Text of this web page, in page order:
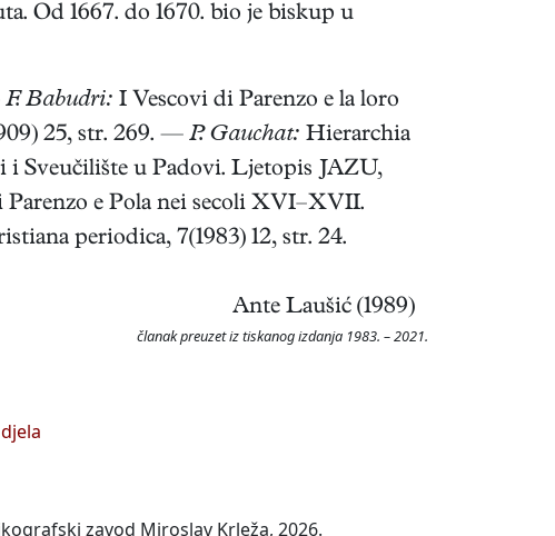
Od 1667. do 1670. bio je biskup u
F. Babudri: I Vescovi di Parenzo e la loro
25, str. 269. — P. Gauchat: Hierarchia
i Sveučilište u Padovi. Ljetopis JAZU,
e Pola nei secoli XVI–XVII.
periodica, 7(1983) 12, str. 24.
Ante Laušić (1989)
članak preuzet iz tiskanog izdanja 1983. – 2021.
zavod Miroslav Krleža, 2026.